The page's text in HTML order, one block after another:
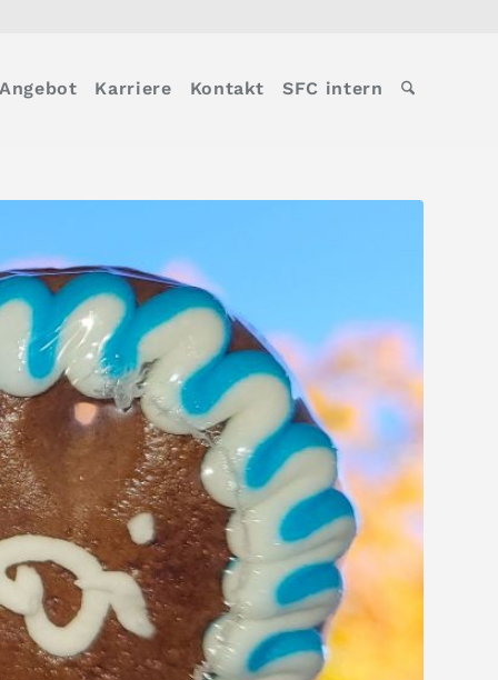
Angebot Karriere Kontakt SFC intern